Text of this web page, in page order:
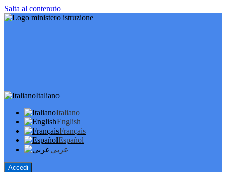
Salta al contenuto
Italiano
Italiano
English
Français
Español
عربى
Accedi